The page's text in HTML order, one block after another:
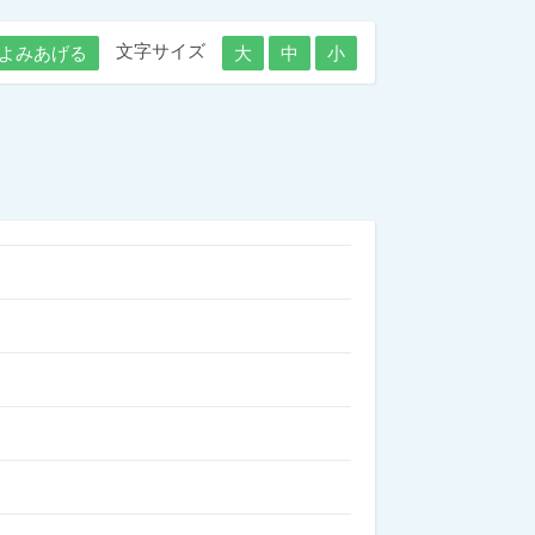
みあげる 文字サイズ 大 中 小